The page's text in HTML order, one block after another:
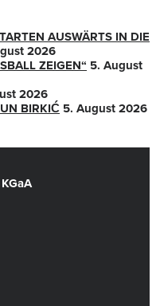
AUSWÄRTS IN DIE
2026
ZEIGEN“
5. August
2026
BIRKIĆ 5. August 2026